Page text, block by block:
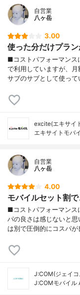
自営業
八ヶ岳
3.00
使った分だけプラ
■コストパフォーマンス
で利用していますが、月
サブのサブとして使っ
excite(エキサイ
エキサイトモバ
自営業
八ヶ岳
4.00
モバイルセット割
■コストパフォーマンス
パの良さは感じないと
は別で圧倒的にコスパ
J:COM(ジェイコ
J:COMモバイル